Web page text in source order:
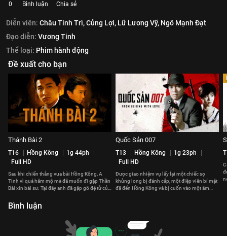
0 Bình luận Chia sẻ
Diễn viên: Châu Tinh Trì,Củng Lợi, Lữ Lương Vỹ, Ngô Mạnh Đạt
Đạo diễn: Vương Tinh
Thể loại: Phim hành động
Đề xuất cho bạn
Thánh Bài 2
T16 Hồng Kông
1g 44ph
Full HD
Sau khi chiến thắng vua bài Hồng Kông, A
Tinh vì quá hâm mộ mà đã muốn đi gặp Thần
Bài xin bái sư. Tại đây anh đã gặp gỡ đệ tử của
Quốc Sản 007
T13 Hồng Kông
1g 23ph
Full HD
Được giao nhiệm vụ lấy lại một chiếc sọ
khủng long bị đánh cắp, một điệp viên bí mật
đã đến Hồng Kông và bị cuốn vào một âm
Bình luận